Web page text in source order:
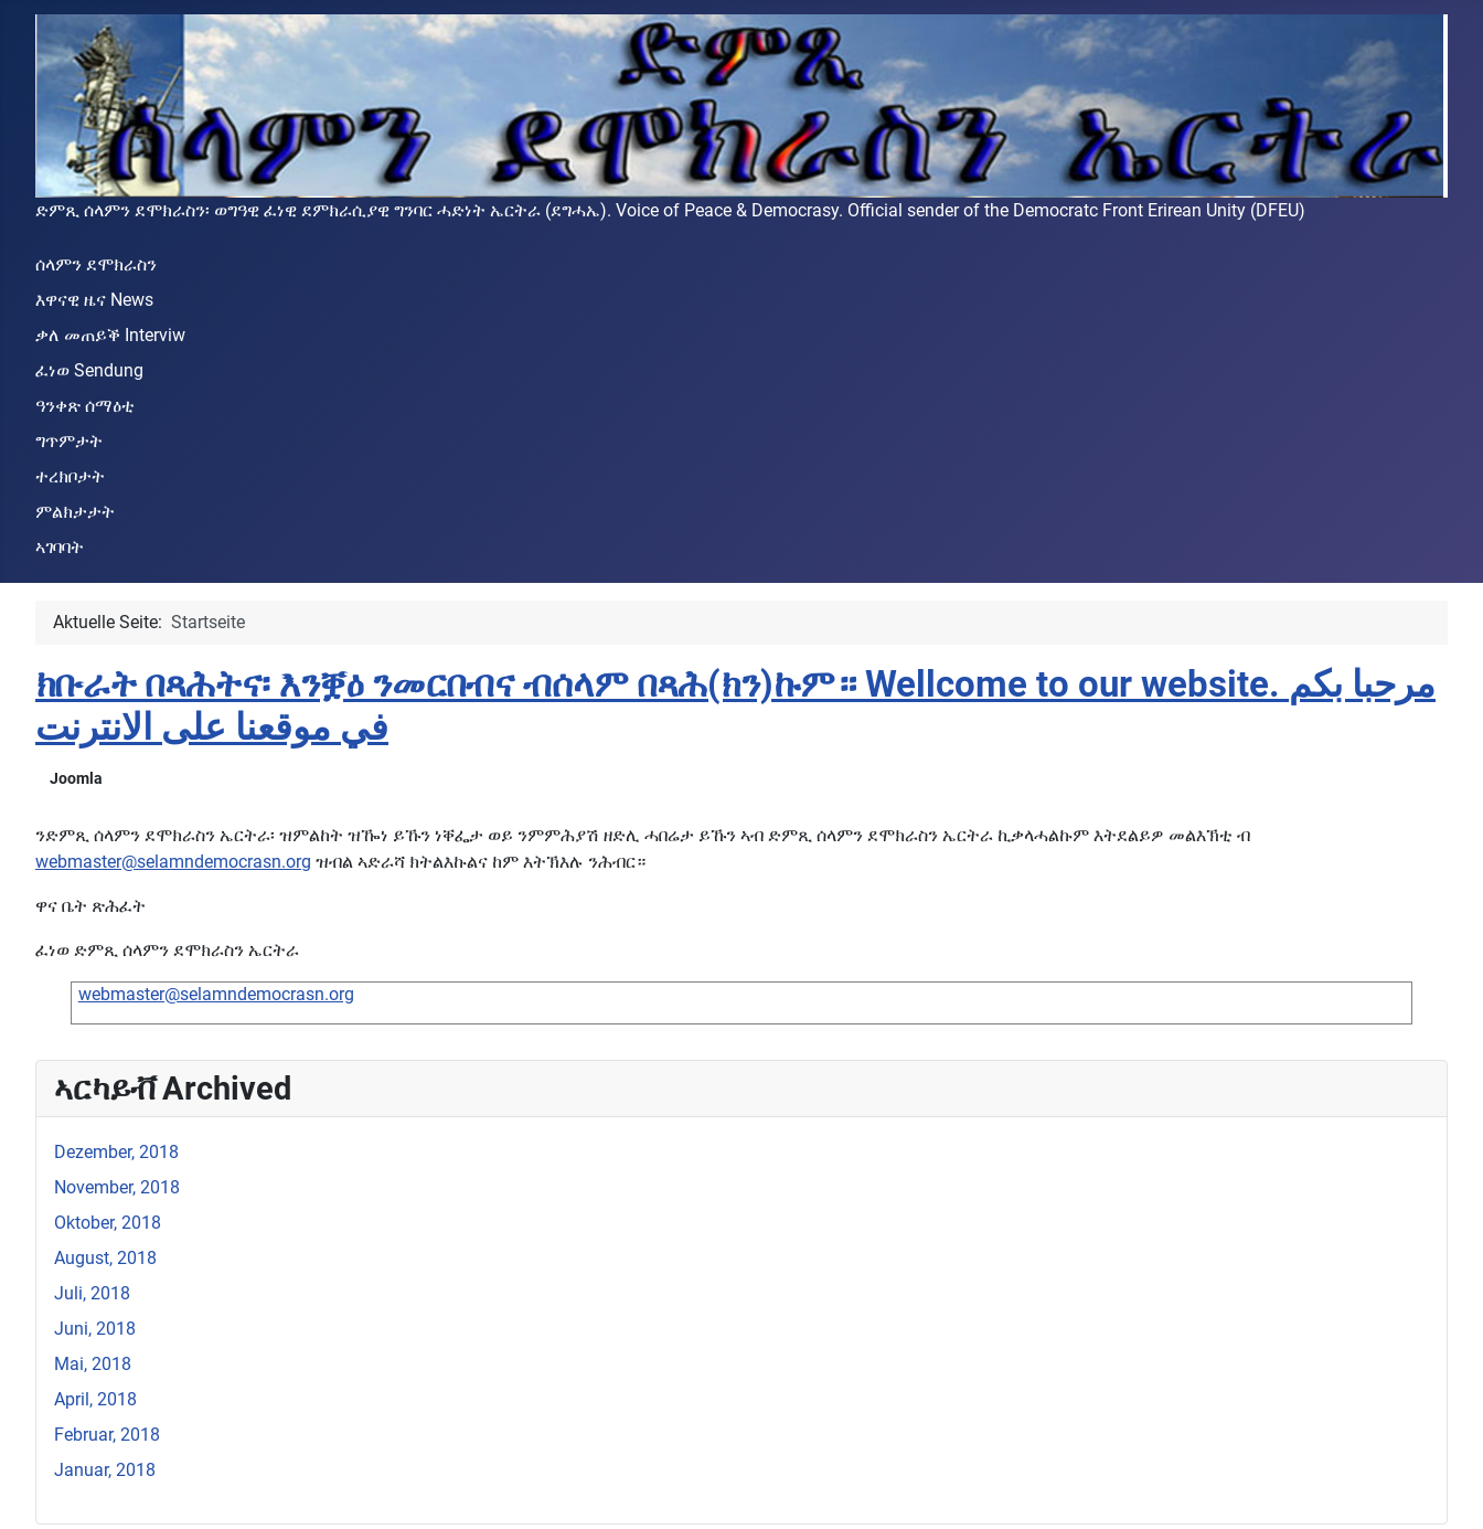
ድምጺ ሰላምን ደሞክራስን፡ ወግዓዊ ፈነዊ ደምክራሲያዊ ግንባር ሓድነት ኤርትራ (ደግሓኤ). Voice of Peace & Democrasy. Official sender of the Democratc Front Erirean Unity (DFEU)
ሰላምን ደሞክራስን
እዋናዊ ዜና News
ቃለ መጠይቕ Interviw
ፈነወ Sendung
ዓንቀጽ ሰማዕቲ
ግጥምታት
ተረክቦታት
ምልክታታት
ኣገባባት
Aktuelle Seite: Startseite
ክቡራት በጻሕትና፡ እንቛዕ ንመርበብና ብሰላም በጻሕ(ክን)ኩም። Wellcome to our website. مرحبا بكم
في موقعنا على الانترنت
Joomla
ንድምጺ ሰላምን ደሞክራስን ኤርትራ፡ ዝምልከት ዝዀነ ይኹን ነቐፌታ ወይ ንምምሕያሽ ዘድሊ ሓበሬታ ይኹን ኣብ ድምጺ ሰላምን ደሞክራስን ኤርትራ ኪቃላሓልኩም እትደልይዎ መልእኽቲ ብ
webmaster@selamndemocrasn.org ዝብል ኣድራሻ ክትልእኩልና ከም እትኽእሉ ንሕብር።
ዋና ቤት ጽሕፈት
ፈነወ ድምጺ ሰላምን ደሞክራስን ኤርትራ
webmaster@selamndemocrasn.org
ኣርካይቭ Archived
Dezember, 2018
November, 2018
Oktober, 2018
August, 2018
Juli, 2018
Juni, 2018
Mai, 2018
April, 2018
Februar, 2018
Januar, 2018